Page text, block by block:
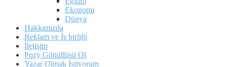
Ekonomi
Dünya
Hakkımızda
Reklam ve İş birliği
İletişim
Pozy Gönüllüsü Ol
Yazar Olmak İstiyorum